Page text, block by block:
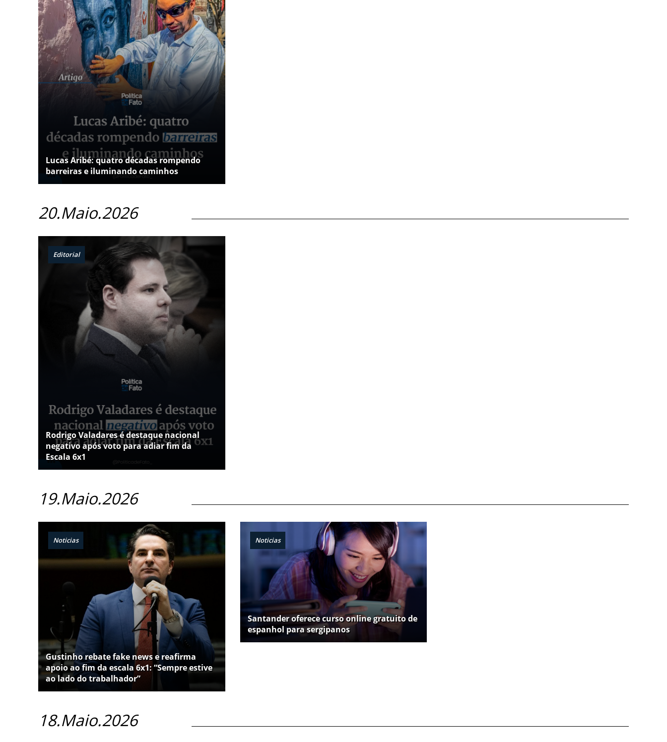
Lucas Aribé: quatro décadas rompendo
barreiras e iluminando caminhos
20.Maio.2026
Editorial
Rodrigo Valadares é destaque nacional
negativo após voto para adiar fim da
Escala 6x1
19.Maio.2026
Noticias
Gustinho rebate fake news e reafirma
apoio ao fim da escala 6x1: “Sempre estive
ao lado do trabalhador”
Noticias
Santander oferece curso online gratuito de
espanhol para sergipanos
18.Maio.2026